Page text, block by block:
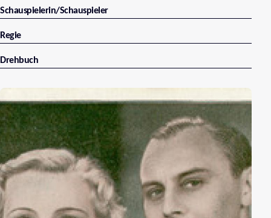
Schauspielerin/Schauspieler
Regie
Drehbuch